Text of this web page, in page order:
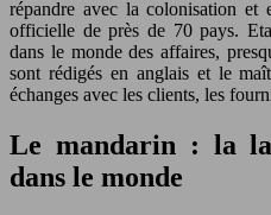
répandre avec la colonisation et
officielle de près de 70 pays.
dans le monde des affaires,
sont rédigés en anglais et le
échanges avec les clients, les
Le mandarin : la
dans le monde